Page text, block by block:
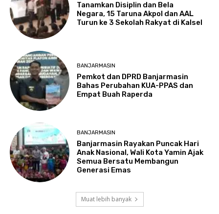
Tanamkan Disiplin dan Bela
Negara, 15 Taruna Akpol dan AAL
Turun ke 3 Sekolah Rakyat di Kalsel
BANJARMASIN
Pemkot dan DPRD Banjarmasin
Bahas Perubahan KUA-PPAS dan
Empat Buah Raperda
BANJARMASIN
Banjarmasin Rayakan Puncak Hari
Anak Nasional, Wali Kota Yamin Ajak
Semua Bersatu Membangun
Generasi Emas
Muat lebih banyak